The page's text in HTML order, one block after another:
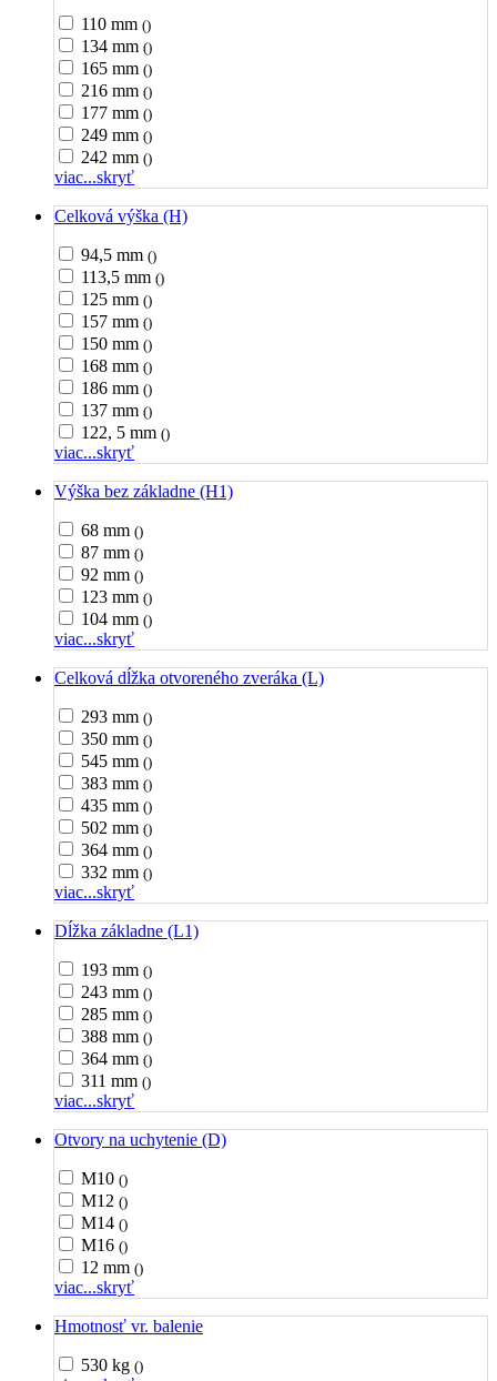
110 mm ()
134 mm ()
165 mm ()
216 mm ()
177 mm ()
249 mm ()
242 mm ()
viac...skryť
Celková výška (H)
94,5 mm ()
113,5 mm ()
125 mm ()
157 mm ()
150 mm ()
168 mm ()
186 mm ()
137 mm ()
122, 5 mm ()
viac...skryť
Výška bez základne (H1)
68 mm ()
87 mm ()
92 mm ()
123 mm ()
104 mm ()
viac...skryť
Celková dĺžka otvoreného zveráka (L)
293 mm ()
350 mm ()
545 mm ()
383 mm ()
435 mm ()
502 mm ()
364 mm ()
332 mm ()
viac...skryť
Dĺžka základne (L1)
193 mm ()
243 mm ()
285 mm ()
388 mm ()
364 mm ()
311 mm ()
viac...skryť
Otvory na uchytenie (D)
M10 ()
M12 ()
M14 ()
M16 ()
12 mm ()
viac...skryť
Hmotnosť vr. balenie
530 kg ()